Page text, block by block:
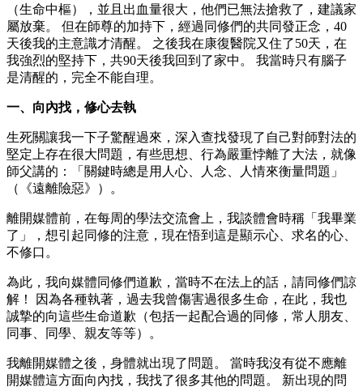
（生命中樞），並且出血量很大，他們已無法搶救了，建議家
屬放棄。 但在師尊的加持下，經過同修們的共同發正念，40
天後我的主意識才清醒。 之後我在康復醫院又住了50天，在
我強烈的堅持下，共90天後我回到了家中。 我當時只有腦子
是清醒的，完全不能自理。
一、向內找，修心去執
生死關讓我一下子驚醒過來，深入查找發現了自己對師對法的
堅定上存在很大問題，有些思想、行為嚴重悖離了大法，就像
師父講的：「關鍵時總是用人心、人念、人情來衡量問題」
（《遠離險惡》）。
離開媒體前，在每周的學法交流會上，我談體會時稱「我畢業
了」，想引起同修的注意，現在悟到這是顯示心、求名的心、
不修口。
為此，我向媒體同修們道歉，當時不在法上的話，請同修們諒
解！ 因為各種執著，過去我曾傷害過很多生命，在此，我也
誠摯的向這些生命道歉（包括一起配合過的同修，常人朋友、
同事、同學、親友等等）。
我離開媒體之後，身體就出現了問題。 當時我沒有從不應離
開媒體這方面向內找，我找了很多其他的問題。 新出現的問